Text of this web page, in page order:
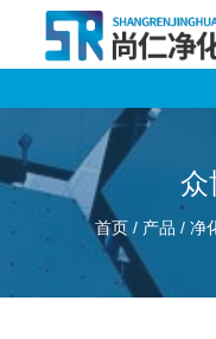
众
首页 / 产品 / 净